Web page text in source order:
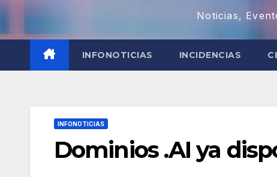
Noticias,
INFONOTICIAS INCIDENCIAS
INFONOTICIAS
Dominios .AI ya